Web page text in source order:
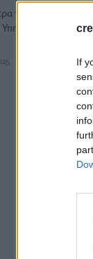
If
το μεσημέρι της